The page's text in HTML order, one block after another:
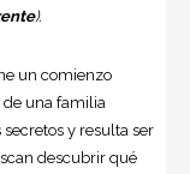
).
un comienzo
de una familia
y resulta ser
descubrir qué